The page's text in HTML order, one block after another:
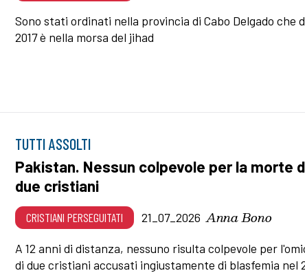
Sono stati ordinati nella provincia di Cabo Delgado che
2017 è nella morsa del jihad
TUTTI ASSOLTI
Pakistan. Nessun colpevole per la morte
due cristiani
CRISTIANI PERSEGUITATI 21_07_2026 Anna Bono
A 12 anni di distanza, nessuno risulta colpevole per
di due cristiani accusati ingiustamente di blasfemia nel